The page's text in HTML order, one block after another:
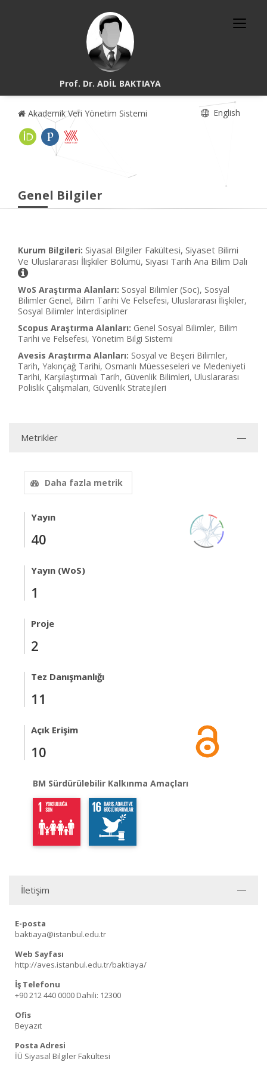
Prof. Dr. ADİL BAKTIAYA
Akademik Veri Yönetim Sistemi English
Genel Bilgiler
Kurum Bilgileri: Siyasal Bilgiler Fakültesi, Siyaset Bilimi
Ve Uluslararası İlişkiler Bölümü, Siyasi Tarih Ana Bilim Dalı
WoS Araştırma Alanları: Sosyal Bilimler (Soc), Sosyal
Bilimler Genel, Bilim Tarihi Ve Felsefesi, Uluslararası İlişkiler,
Sosyal Bilimler İnterdisipliner
Scopus Araştırma Alanları: Genel Sosyal Bilimler, Bilim
Tarihi ve Felsefesi, Yönetim Bilgi Sistemi
Avesis Araştırma Alanları: Sosyal ve Beşeri Bilimler,
Tarih, Yakınçağ Tarihi, Osmanlı Müesseseleri ve Medeniyeti
Tarihi, Karşılaştırmalı Tarih, Güvenlik Bilimleri, Uluslararası
Polislik Çalışmaları, Güvenlik Stratejileri
Metrikler
Daha fazla metrik
Yayın
40
Yayın (WoS)
1
Proje
2
Tez Danışmanlığı
11
Açık Erişim
10
BM Sürdürülebilir Kalkınma Amaçları
İletişim
E-posta
baktiaya@istanbul.edu.tr
Web Sayfası
http://aves.istanbul.edu.tr/baktiaya/
İş Telefonu
+90 212 440 0000 Dahili: 12300
Ofis
Beyazıt
Posta Adresi
İÜ Siyasal Bilgiler Fakültesi